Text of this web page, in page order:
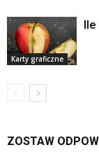
Karty graficzne
ZOSTAW